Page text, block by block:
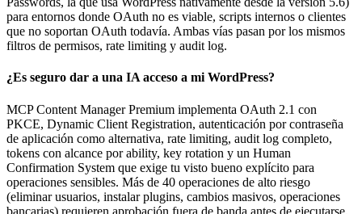
para entornos donde OAuth no es viable, scripts internos o clientes
que no soportan OAuth todavía. Ambas vías pasan por los mismos
filtros de permisos, rate limiting y audit log.
¿Es seguro dar a una IA acceso a mi WordPress?
MCP Content Manager Premium implementa OAuth 2.1 con
PKCE, Dynamic Client Registration, autenticación por contraseña
de aplicación como alternativa, rate limiting, audit log completo,
tokens con alcance por ability, key rotation y un Human
Confirmation System que exige tu visto bueno explícito para
operaciones sensibles. Más de 40 operaciones de alto riesgo
(eliminar usuarios, instalar plugins, cambios masivos, operaciones
bancarias) requieren aprobación fuera de banda antes de ejecutarse.